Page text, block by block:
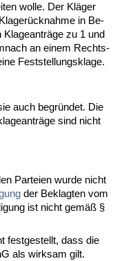
wol­le. Der Kläger
in Be­
zu 1 und
an ei­nem Rechts­
Fest­stel­lungs­kla­ge.
auch be­gründet. Die
sind nicht
Par­tei­en wur­de nicht
der Be­klag­ten vom
ist nicht gemäß §
fest­ge­stellt, dass die
als wirk­sam gilt.